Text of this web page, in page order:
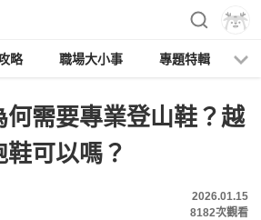
略 職場大小事 專題特輯
何需要專業登山鞋？越
可以嗎？
2026.01.15
8182次觀看